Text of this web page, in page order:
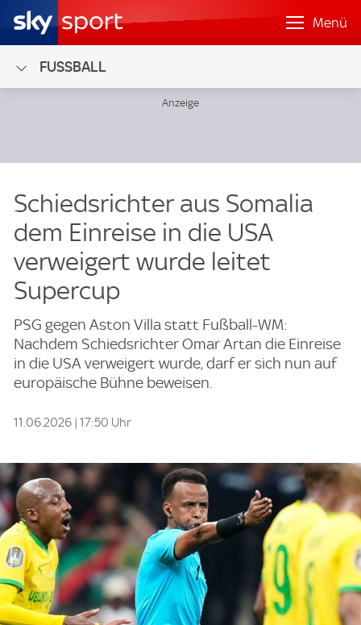
Menü
FUSSBALL
Schiedsrichter aus Somalia
dem Einreise in die USA
verweigert wurde leitet
Supercup
PSG gegen Aston Villa statt Fußball-WM:
Nachdem Schiedsrichter Omar Artan die Einreise
in die USA verweigert wurde, darf er sich nun auf
europäische Bühne beweisen.
11.06.2026 | 17:50 Uhr